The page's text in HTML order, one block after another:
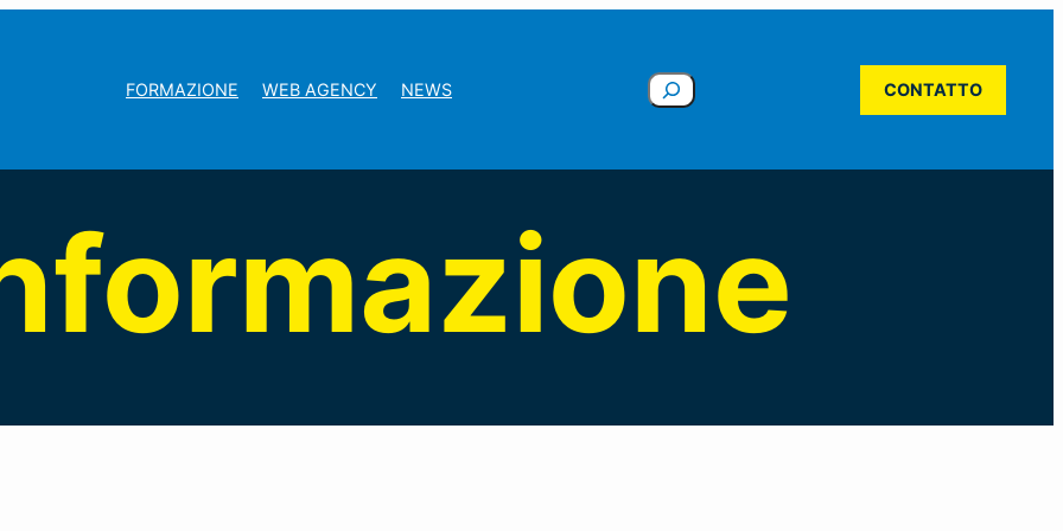
FORMAZIONE WEB AGENCY NEWS Cerca CONTATTO